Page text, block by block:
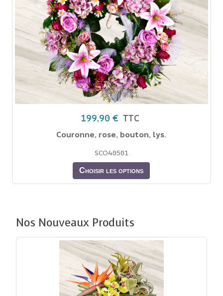
199,90 € TTC
Couronne, rose, bouton, lys.
SCO40501
Choisir les options
Nos Nouveaux Produits